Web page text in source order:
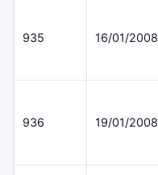
935 16/01/2008
936 19/01/2008